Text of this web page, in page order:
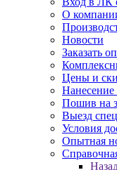
О
Новости
Заказать
Цены и
Пошив на
Выезд
Условия
Опытная